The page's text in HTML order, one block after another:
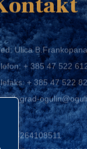
Ulica
+ 385 47 522
+ 385 47 522
grad-
58264108511